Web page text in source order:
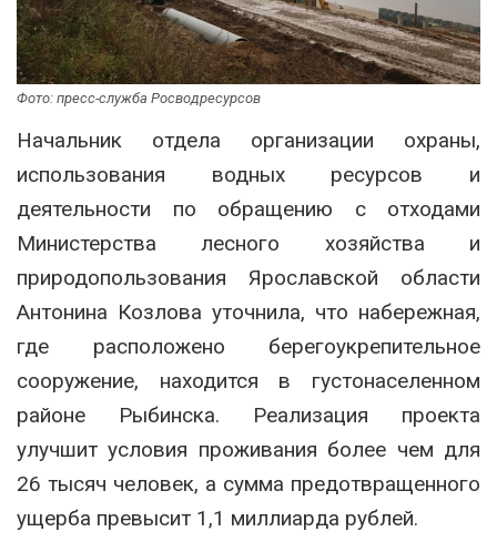
Фото: пресс-служба Росводресурсов
Начальник отдела организации охраны,
использования водных ресурсов и
деятельности по обращению с отходами
Министерства лесного хозяйства и
природопользования Ярославской области
Антонина Козлова уточнила, что набережная,
где расположено берегоукрепительное
сооружение, находится в густонаселенном
районе Рыбинска. Реализация проекта
улучшит условия проживания более чем для
26 тысяч человек, а сумма предотвращенного
ущерба превысит 1,1 миллиарда рублей.